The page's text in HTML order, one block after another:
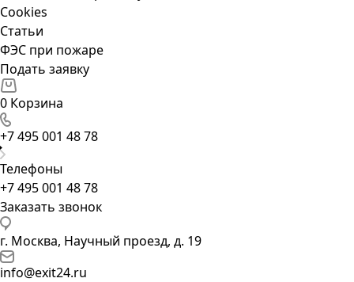
Cookies
Статьи
ФЭС при пожаре
Подать заявку
0 Корзина
+7 495 001 48 78
Телефоны
+7 495 001 48 78
Заказать звонок
г. Москва, Научный проезд, д. 19
info@exit24.ru